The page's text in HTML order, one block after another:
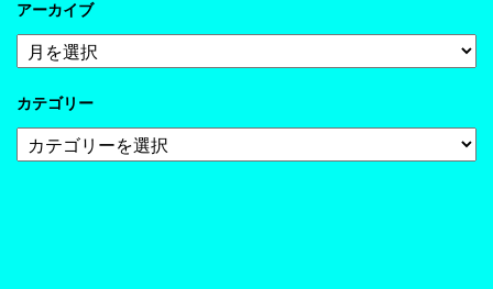
アーカイブ
ア
ー
イ
カテゴリー
テ